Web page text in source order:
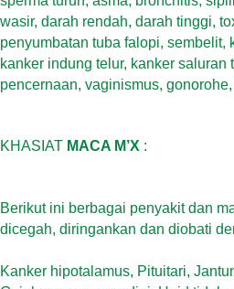
wasir, darah rendah, darah tinggi,
penyumbatan tuba falopi, sembelit,
kanker indung telur, kanker saluran
pencernaan, vaginismus,
KHASIAT MACA M’X :
Berikut ini berbagai penyakit dan
dicegah, diringankan dan diobati
Kanker hipotalamus, Pituitari,